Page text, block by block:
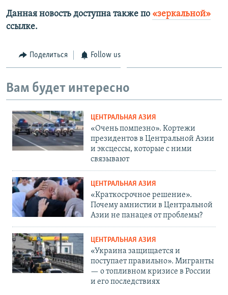
Данная новость доступна также по «зеркальной»
ссылке.
Поделиться Follow us
Вам будет интересно
ЦЕНТРАЛЬНАЯ АЗИЯ
«Очень помпезно». Кортежи
президентов в Центральной Азии
и эксцессы, которые с ними
связывают
ЦЕНТРАЛЬНАЯ АЗИЯ
«Краткосрочное решение».
Почему амнистии в Центральной
Азии не панацея от проблемы?
ЦЕНТРАЛЬНАЯ АЗИЯ
«Украина защищается и
поступает правильно». Мигранты
— о топливном кризисе в России
и его последствиях